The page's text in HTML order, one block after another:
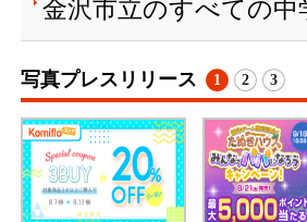
金沢市立のすべての
写真プレスリリース 1 2 3